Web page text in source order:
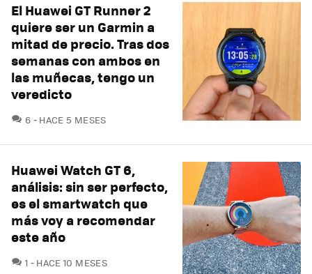
El Huawei GT Runner 2
quiere ser un Garmin a
mitad de precio. Tras dos
semanas con ambos en
las muñecas, tengo un
veredicto
6 COMENTARIOS
HACE 5 MESES
Huawei Watch GT 6,
análisis: sin ser perfecto,
es el smartwatch que
más voy a recomendar
este año
1 COMENTARIOS
HACE 10 MESES